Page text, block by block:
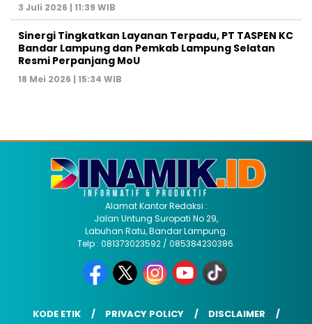
3 Juli 2026 | 11:39 WIB
Sinergi Tingkatkan Layanan Terpadu, PT TASPEN KC
Bandar Lampung dan Pemkab Lampung Selatan
Resmi Perpanjang MoU
18 Mei 2026 | 15:34 WIB
Alamat Kantor Redaksi :
Jalan Untung Suropati No 29,
Labuhan Ratu, Bandar Lampung.
Telp : 081373023592 / 085384230386.
KODE ETIK PRIVACY POLICY DISCLAIMER